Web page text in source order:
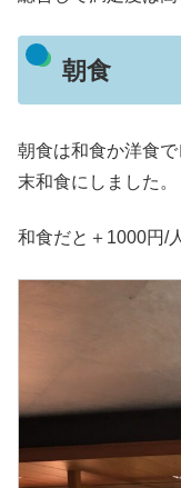
朝食
朝食は和食か洋食
末和食にしました。
和食だと＋1000円/